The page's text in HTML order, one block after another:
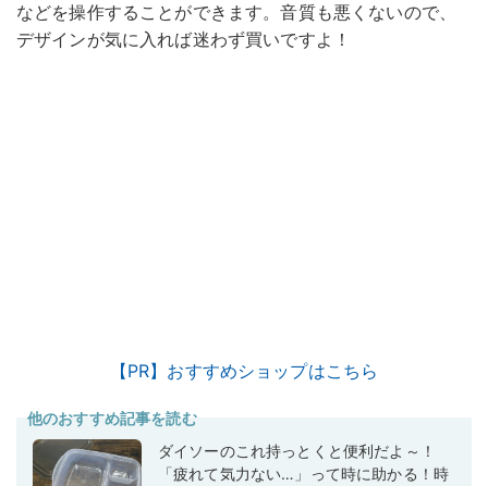
などを操作することができます。音質も悪くないので、
デザインが気に入れば迷わず買いですよ！
【PR】おすすめショップはこちら
他のおすすめ記事を読む
ダイソーのこれ持っとくと便利だよ～！
「疲れて気力ない…」って時に助かる！時